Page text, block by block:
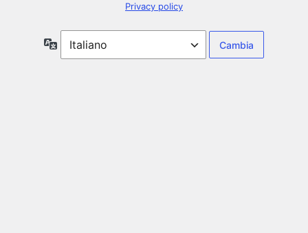
Privacy policy
Lingua